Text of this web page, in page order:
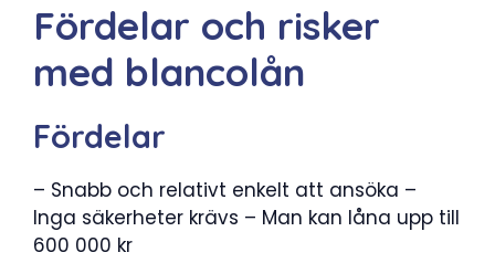
Fördelar och risker
med blancolån
Fördelar
– Snabb och relativt enkelt att ansöka –
Inga säkerheter krävs – Man kan låna upp till
600 000 kr